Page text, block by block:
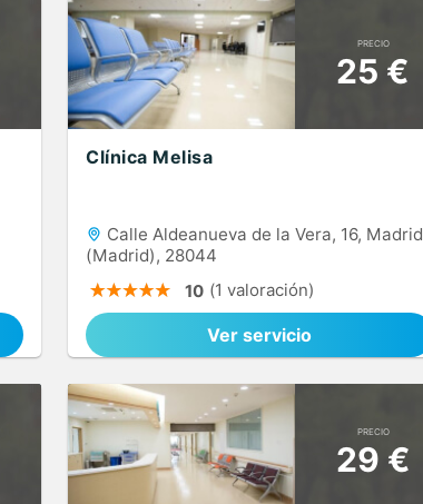
PRECIO
25 €
Clínica Melisa
Calle Aldeanueva de la Vera, 16, Madrid
(Madrid), 28044
10 (1 valoración)
Ver servicio
PRECIO
29 €